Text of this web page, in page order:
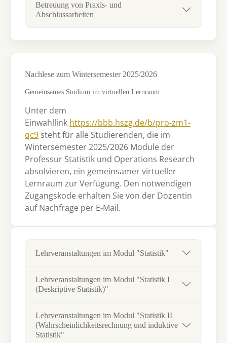
Betreuung von Praxis- und
Abschlussarbeiten
Nachlese zum Wintersemester 2025/2026
Gemeinsames Studium im virtuellen Lernraum
Unter dem
Einwahllink https://bbb.hszg.de/b/pro-zm1-
qc9 steht für alle Studierenden, die im
Wintersemester 2025/2026 Module der
Professur Statistik und Operations Research
absolvieren, ein gemeinsamer virtueller
Lernraum zur Verfügung. Den notwendigen
Zugangskode erhalten Sie von der Dozentin
auf Nachfrage per E-Mail.
Lehrveranstaltungen im Modul "Statistik"
Lehrveranstaltungen im Modul "Statistik I
(Deskriptive Statistik)"
Lehrveranstaltungen im Modul "Statistik II
(Wahrscheinlichkeitsrechnung und induktive
Statistik"